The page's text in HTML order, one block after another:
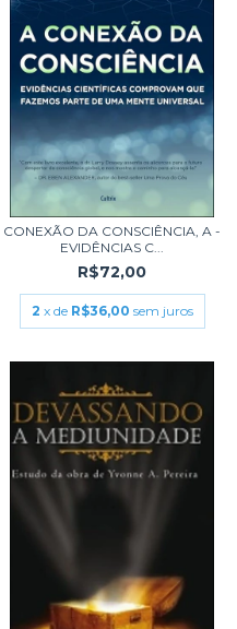
CONEXÃO DA CONSCIÊNCIA, A -
EVIDÊNCIAS C...
R$72,00
2 x de R$36,00 sem juros